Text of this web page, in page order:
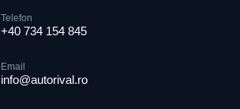
Telefon
+40 734 154 845
Email
info@autorival.ro